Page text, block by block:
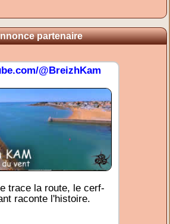
partenaire
@BreizhKam
trace la route, le cerf-
raconte l'histoire.